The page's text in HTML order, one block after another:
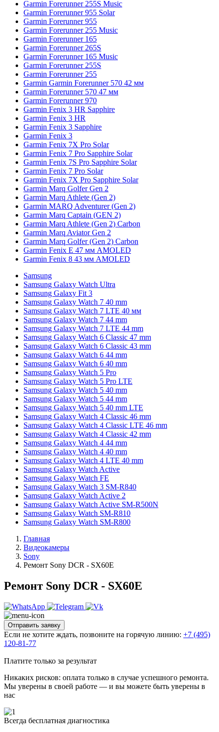
Garmin Forerunner 255S Music
Garmin Forerunner 955 Solar
Garmin Forerunner 955
Garmin Forerunner 255 Music
Garmin Forerunner 165
Garmin Forerunner 265S
Garmin Forerunner 165 Music
Garmin Forerunner 255S
Garmin Forerunner 255
Garmin Garmin Forerunner 570 42 мм
Garmin Forerunner 570 47 мм
Garmin Forerunner 970
Garmin Fenix 3 HR Sapphire
Garmin Fenix 3 HR
Garmin Fenix 3 Sapphire
Garmin Fenix 3
Garmin Fenix 7X Pro Solar
Garmin Fenix 7 Pro Sapphire Solar
Garmin Fenix 7S Pro Sapphire Solar
Garmin Fenix 7 Pro Solar
Garmin Fenix 7X Pro Sapphire Solar
Garmin Marq Golfer Gen 2
Garmin Marq Athlete (Gen 2)
Garmin MARQ Adventurer (Gen 2)
Garmin Marq Captain (GEN 2)
Garmin Marq Athlete (Gen 2) Carbon
Garmin Marq Aviator Gen 2
Garmin Marq Golfer (Gen 2) Carbon
Garmin Fenix E 47 мм AMOLED
Garmin Fenix 8 43 мм AMOLED
Samsung
Samsung Galaxy Watch Ultra
Samsung Galaxy Fit 3
Samsung Galaxy Watch 7 40 mm
Samsung Galaxy Watch 7 LTE 40 мм
Samsung Galaxy Watch 7 44 mm
Samsung Galaxy Watch 7 LTE 44 mm
Samsung Galaxy Watch 6 Classic 47 mm
Samsung Galaxy Watch 6 Classic 43 mm
Samsung Galaxy Watch 6 44 mm
Samsung Galaxy Watch 6 40 mm
Samsung Galaxy Watch 5 Pro
Samsung Galaxy Watch 5 Pro LTE
Samsung Galaxy Watch 5 40 mm
Samsung Galaxy Watch 5 44 mm
Samsung Galaxy Watch 5 40 mm LTE
Samsung Galaxy Watch 4 Classic 46 mm
Samsung Galaxy Watch 4 Classic LTE 46 mm
Samsung Galaxy Watch 4 Classic 42 mm
Samsung Galaxy Watch 4 44 mm
Samsung Galaxy Watch 4 40 mm
Samsung Galaxy Watch 4 LTE 40 mm
Samsung Galaxy Watch Active
Samsung Galaxy Watch FE
Samsung Galaxy Watch 3 SM-R840
Samsung Galaxy Watch Active 2
Samsung Galaxy Watch Active SM-R500N
Samsung Galaxy Watch SM-R810
Samsung Galaxy Watch SM-R800
Главная
Видеокамеры
Sony
Ремонт Sony DCR - SX60E
Ремонт Sony DCR - SX60E
Отправить заявку
Если не хотите ждать, позвоните на горячую линию: +7 (495)
120-81-77
Платите только за результат
Никаких рисков: оплата только в случае успешного ремонта.
Мы уверены в своей работе — и вы можете быть уверены в
нас
Всегда бесплатная диагностика